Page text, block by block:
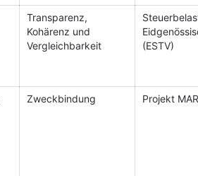
Transparenz,
Kohärenz und
Vergleichbarkeit
(ESTV)
Zweckbindung Projekt